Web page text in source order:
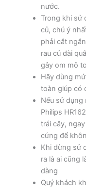
nước.
Trong khi sử
củ, chú ý
phải cắt
rau củ dài
gây om mô
Hãy dùng
toàn giúp có
Nếu sử dụng
Philips
trái cây,
cứng để
Khi dừng sử
ra là ai cũng
dàng
Quý khách